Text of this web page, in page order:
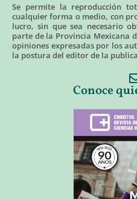
Se permite la reproducción
cualquier forma o medio, con
lucro, sin que sea necesario
parte de la Provincia Mexicana
opiniones expresadas por los
la postura del editor de la
Conoce